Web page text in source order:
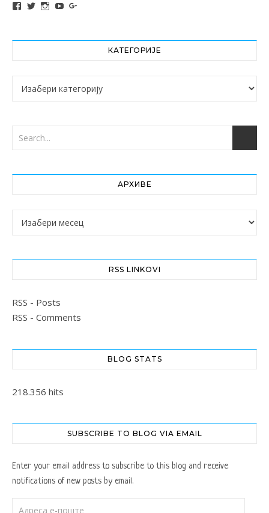
View altochef’s profile on Facebook
View jovancica73’s profile on Twitter
View jovancica73’s profile on Instagram
View jovancica73’s profile on YouTube
КАТЕГОРИЈЕ
Категорије
АРХИВЕ
Архиве
RSS LINKOVI
RSS - Posts
RSS - Comments
BLOG STATS
218.356 hits
SUBSCRIBE TO BLOG VIA EMAIL
Enter your email address to subscribe to this blog and receive
notifications of new posts by email.